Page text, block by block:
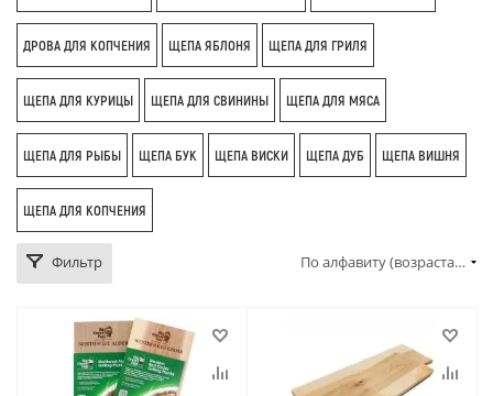
ДРОВА ДЛЯ КОПЧЕНИЯ ЩЕПА ЯБЛОНЯ ЩЕПА ДЛЯ ГРИЛЯ
ЩЕПА ДЛЯ КУРИЦЫ ЩЕПА ДЛЯ СВИНИНЫ ЩЕПА ДЛЯ МЯСА
ЩЕПА ДЛЯ РЫБЫ ЩЕПА БУК ЩЕПА ВИСКИ ЩЕПА ДУБ ЩЕПА ВИШНЯ
ЩЕПА ДЛЯ КОПЧЕНИЯ
Фильтр По алфавиту (возрастание)